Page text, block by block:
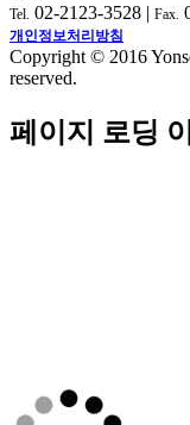
Tel. 02-2123-3528 | Fax.
개인정보처리방침
Copyright © 2016
reserved.
페이지 로딩